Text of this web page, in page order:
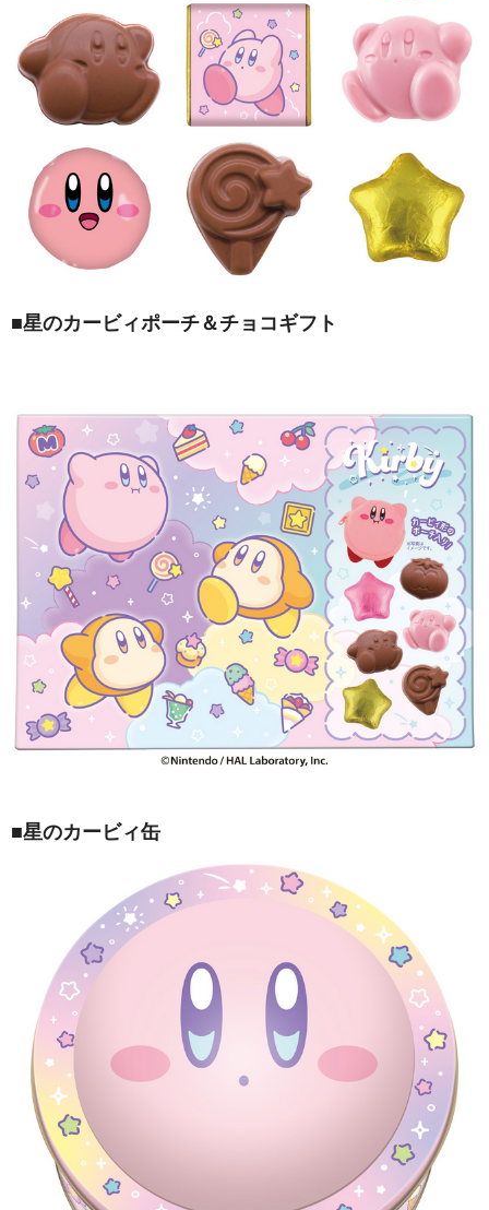
■星のカービィポーチ＆チョコギフト
■星のカービィ缶